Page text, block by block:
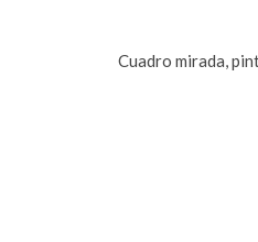
Cuadro mirada,